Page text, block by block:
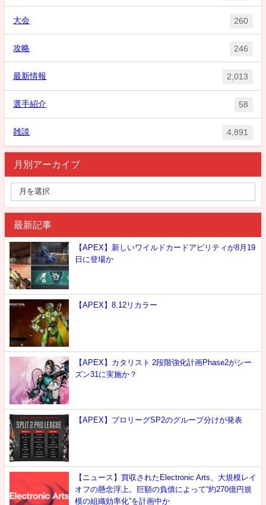
大会 260
攻略 246
最新情報 2,013
選手紹介 58
雑談 4,891
月別アーカイブ
最新記事
【APEX】新しいワイルドカードアビリティが8月19
日に登場か
【APEX】8.12リカラー
【APEX】カタリスト 2段階強化計画Phase2がシー
ズン31に実施か？
【APEX】プロリーグSP2のグループ分けが発表
【ニュース】買収されたElectronic Arts、大規模レイ
オフの懸念浮上。巨額の負債によって“約270億円規
模の組織効率化”を計画中か